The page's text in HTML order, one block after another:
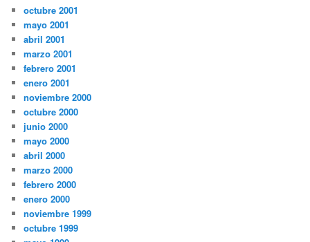
octubre 2001
mayo 2001
abril 2001
marzo 2001
febrero 2001
enero 2001
noviembre 2000
octubre 2000
junio 2000
mayo 2000
abril 2000
marzo 2000
febrero 2000
enero 2000
noviembre 1999
octubre 1999